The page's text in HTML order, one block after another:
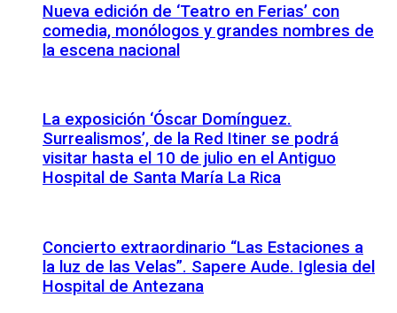
Nueva edición de ‘Teatro en Ferias’ con
comedia, monólogos y grandes nombres de
la escena nacional
La exposición ‘Óscar Domínguez.
Surrealismos’, de la Red Itiner se podrá
visitar hasta el 10 de julio en el Antiguo
Hospital de Santa María La Rica
Concierto extraordinario “Las Estaciones a
la luz de las Velas”. Sapere Aude. Iglesia del
Hospital de Antezana